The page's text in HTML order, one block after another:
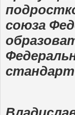
союза
стандарт